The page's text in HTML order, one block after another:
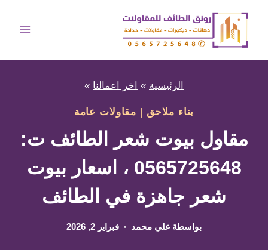
المحتوى
الرئيسية » اخر اعمالنا »
بناء ملاحق | مقاولات عامة
مقاول بيوت شعر الطائف ت:
0565725648 ، اسعار بيوت
شعر جاهزة في الطائف
بواسطة علي محمد فبراير 2, 2026